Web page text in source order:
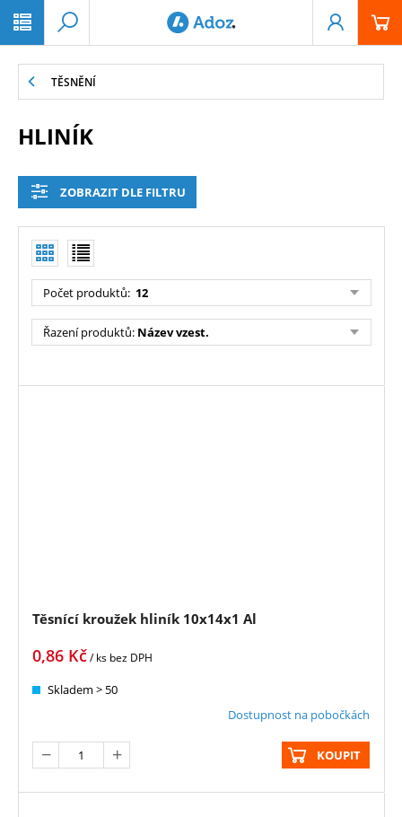
TĚSNĚNÍ
HLINÍK
ZOBRAZIT DLE FILTRU
Počet produktů: 12
Řazení produktů: Název vzest.
Těsnící kroužek hliník 10x14x1 Al
0,86 Kč/ ks bez DPH
Skladem > 50
Dostupnost na pobočkách
KOUPIT